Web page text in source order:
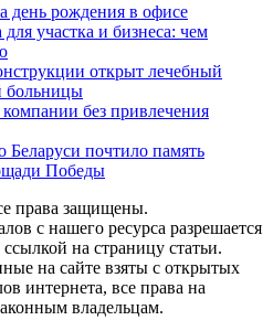
день рождения в офисе
участка и бизнеса: чем
открыт лечебный
больницы
без привлечения
Беларуси почтило память
Победы
права защищены.
с нашего ресурса разрешается
на страницу статьи.
на сайте взяты с открытых
интернета, все права на
владельцам.